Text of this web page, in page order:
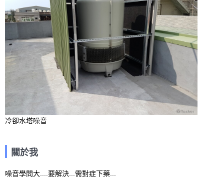
冷卻水塔噪音
關於我
噪音學問大....要解決...需對症下藥...